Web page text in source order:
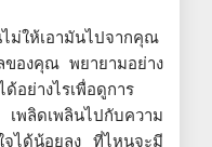
ม่ให้เอามันไปจากคุณ
ของคุณ พยายามอย่าง
อย่างไรเพื่อดูการ
พลิดเพลินไปกับความ
ได้น้อยลง ที่ไหนจะมี